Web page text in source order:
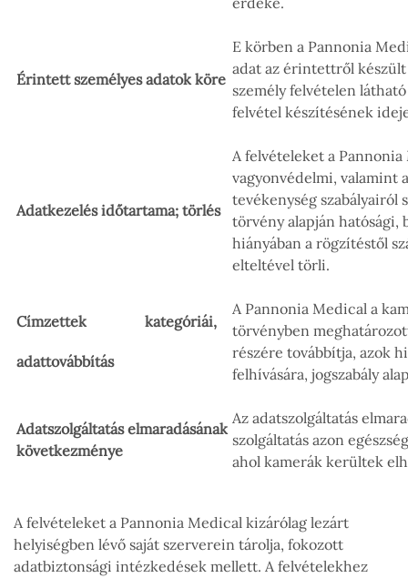
Érintett személyes adatok köre
E körben a Pannonia
adat az érintettről
személy felvételen
felvétel készítésének
Adatkezelés időtartama; törlés
A felvételeket a
vagyonvédelmi, valamint
tevékenység szabályairól
törvény alapján hatósági,
hiányában a rögzítéstől
elteltével törli.
Címzettek kategóriái,
adattovábbítás
A Pannonia Medical a
törvényben
részére továbbítja, azok
felhívására, jogszabály
Adatszolgáltatás elmaradásának
következménye
Az adatszolgáltatás
szolgáltatás azon
ahol kamerák kerültek
A felvételeket a Pannonia Medical kizárólag lezárt
helyiségben lévő saját szerverein tárolja, fokozott
adatbiztonsági intézkedések mellett. A felvételekhez